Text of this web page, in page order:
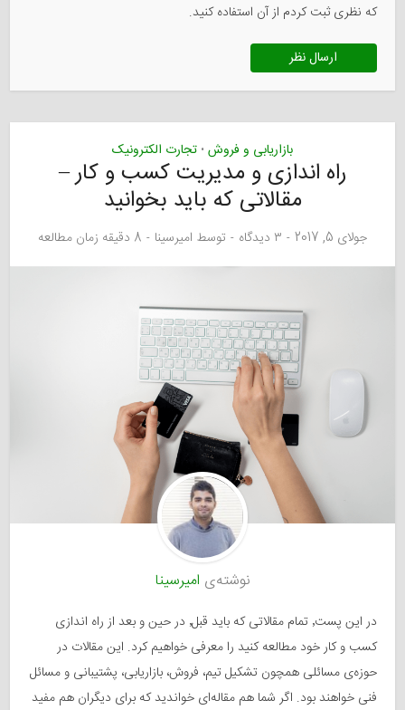
که نظری ثبت کردم از آن استفاده کنید.
بازاریابی و فروش • تجارت الکترونیک
راه اندازی و مدیریت کسب و کار –
مقالاتی که باید بخوانید
جولای 5, 2017 ۳ دیدگاه توسط امیرسینا 8 دقیقه زمان مطالعه
نوشته‌ی امیرسینا
در این پست٬ تمام مقالاتی که باید قبل٬ در حین و بعد از راه اندازی
کسب و کار خود مطالعه کنید را معرفی خواهیم کرد. این مقالات در
حوزه‌ی مسائلی همچون تشکیل تیم، فروش، بازاریابی، پشتیبانی و مسائل
فنی خواهند بود. اگر شما هم مقاله‌ای خواندید که برای دیگران هم مفید